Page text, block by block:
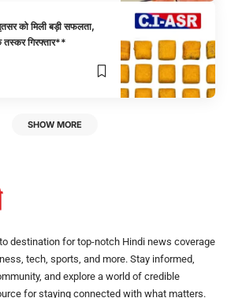
को मिली बड़ी सफलता,
गिरफ्तार**
SHOW MORE
destination for top-notch Hindi news coverage
tech, sports, and more. Stay informed,
and explore a world of credible
for staying connected with what matters.